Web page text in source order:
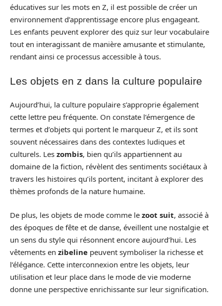
éducatives sur les mots en Z, il est possible de créer un
environnement d’apprentissage encore plus engageant.
Les enfants peuvent explorer des quiz sur leur vocabulaire
tout en interagissant de manière amusante et stimulante,
rendant ainsi ce processus accessible à tous.
Les objets en z dans la culture populaire
Aujourd’hui, la culture populaire s’approprie également
cette lettre peu fréquente. On constate l’émergence de
termes et d’objets qui portent le marqueur Z, et ils sont
souvent nécessaires dans des contextes ludiques et
culturels. Les zombis, bien qu’ils appartiennent au
domaine de la fiction, révèlent des sentiments sociétaux à
travers les histoires qu’ils portent, incitant à explorer des
thèmes profonds de la nature humaine.
De plus, les objets de mode comme le zoot suit, associé à
des époques de fête et de danse, éveillent une nostalgie et
un sens du style qui résonnent encore aujourd’hui. Les
vêtements en zibeline peuvent symboliser la richesse et
l’élégance. Cette interconnexion entre les objets, leur
utilisation et leur place dans le mode de vie moderne
donne une perspective enrichissante sur leur signification.